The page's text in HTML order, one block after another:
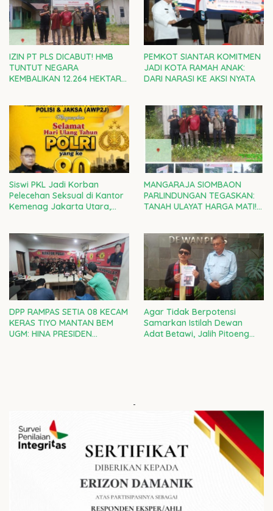
IZIN PT PLS DICABUT! HMB
TUNTUT NEGARA
KEMBALIKAN 12.264 HEKTARE
PEMKOT SIANTAR KOMITMEN
JADI KOTA RAMAH ANAK:
DARI NARASI KE AKSI NYATA
Siswi PKL Jadi Korban
Pelecehan Seksual di Kantor
Kemenag Jakarta Utara,
MANGARAJA SIOMBAON
PARLINDUNGAN TEGASKAN:
TANAH ULAYAT HARGA MATI!
PENJAJAHAN GAYA BARU
DPP RAMPAS SETIA 08 KECAM
KERAS TIYO MANTAN BEM
UGM: HINA PRESIDEN
Agar Tidak Berpotensi
Samarkan Istilah Dewan
Adat Betawi, Jalih Pitoeng
-